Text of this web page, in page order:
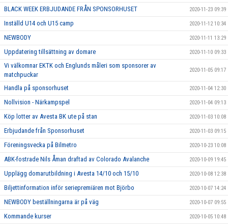
BLACK WEEK ERBJUDANDE FRÅN SPONSORHUSET 2020-11-23 09:39
Inställd U14 och U15 camp 2020-11-12 10:34
NEWBODY 2020-11-11 13:29
Uppdatering tillsättning av domare 2020-11-10 09:33
Vi välkomnar EKTK och Englunds måleri som sponsorer av
matchpuckar
2020-11-05 09:17
Handla på sponsorhuset 2020-11-04 12:30
Nollvision - Närkampspel 2020-11-04 09:13
Köp lotter av Avesta BK ute på stan 2020-11-03 10:08
Erbjudande från Sponsorhuset 2020-11-03 09:15
Föreningsvecka på Bilmetro 2020-10-23 10:08
ABK-fostrade Nils Åman draftad av Colorado Avalanche 2020-10-09 19:45
Upplägg domarutbildning i Avesta 14/10 och 15/10 2020-10-08 12:38
Biljettinformation inför seriepremiären mot Björbo 2020-10-07 14:24
NEWBODY beställningarna är på väg 2020-10-07 09:55
Kommande kurser 2020-10-05 10:48